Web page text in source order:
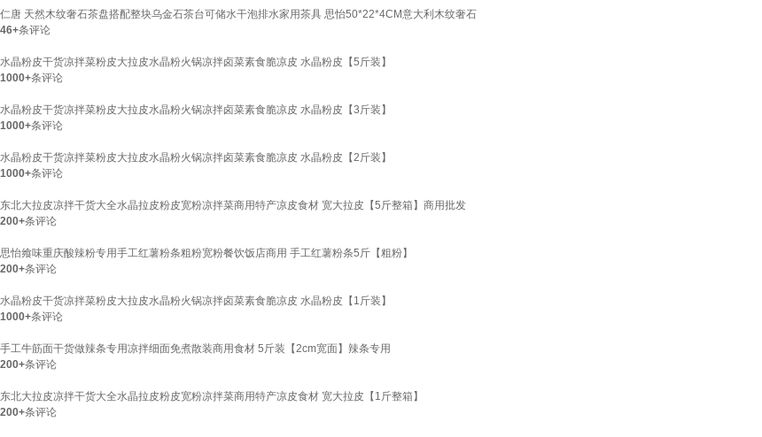
仁唐 天然木纹奢石茶盘搭配整块乌金石茶台可储水干泡排水家用茶具 思怡50*22*4CM意大利木纹奢石
46+条评论
水晶粉皮干货凉拌菜粉皮大拉皮水晶粉火锅凉拌卤菜素食脆凉皮 水晶粉皮【5斤装】
1000+条评论
水晶粉皮干货凉拌菜粉皮大拉皮水晶粉火锅凉拌卤菜素食脆凉皮 水晶粉皮【3斤装】
1000+条评论
水晶粉皮干货凉拌菜粉皮大拉皮水晶粉火锅凉拌卤菜素食脆凉皮 水晶粉皮【2斤装】
1000+条评论
东北大拉皮凉拌干货大全水晶拉皮粉皮宽粉凉拌菜商用特产凉皮食材 宽大拉皮【5斤整箱】商用批发
200+条评论
思怡飨味重庆酸辣粉专用手工红薯粉条粗粉宽粉餐饮饭店商用 手工红薯粉条5斤【粗粉】
200+条评论
水晶粉皮干货凉拌菜粉皮大拉皮水晶粉火锅凉拌卤菜素食脆凉皮 水晶粉皮【1斤装】
1000+条评论
手工牛筋面干货做辣条专用凉拌细面免煮散装商用食材 5斤装【2cm宽面】辣条专用
200+条评论
东北大拉皮凉拌干货大全水晶拉皮粉皮宽粉凉拌菜商用特产凉皮食材 宽大拉皮【1斤整箱】
200+条评论